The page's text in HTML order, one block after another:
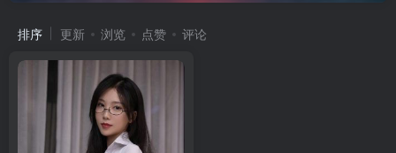
排序 更新 浏览 点赞 评论